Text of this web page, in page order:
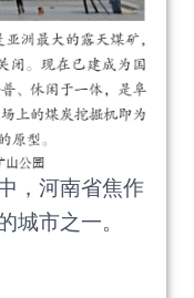
，河南省焦作
城市之一。